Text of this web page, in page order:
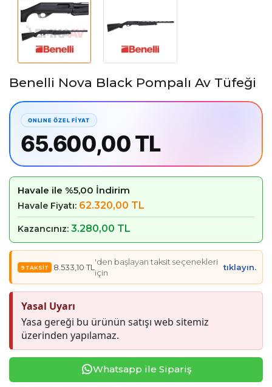
Benelli Nova Black Pompalı Av Tüfeği
65.600,00 TL
Havale ile %5,00 İndirim
Havale Fiyatı: 62.320,00 TL
Kazancınız: 3.280,00 TL
8.533,10 TL
'den başlayan taksit seçenekleri
için
tıklayın.
Yasal Uyarı
Yasa gereği bu ürünün satışı web sitemiz
üzerinden yapılamaz.
Whatsapp ile Sipariş